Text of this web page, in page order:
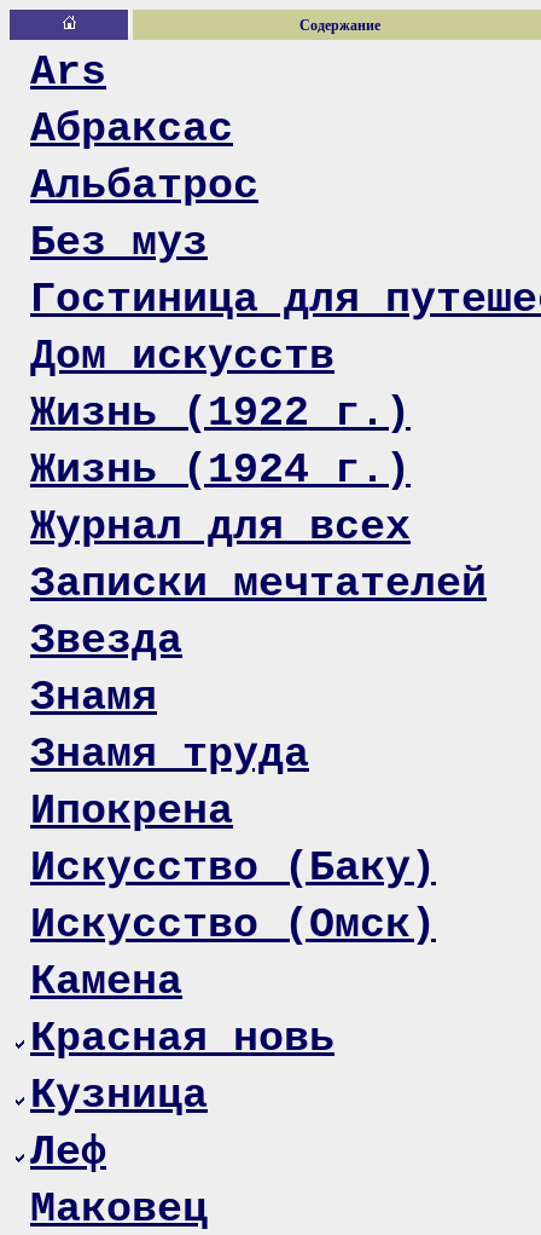
Содержание
Ars
Абраксас
Альбатрос
Без муз
Гостиница для
Дом искусств
Жизнь (1922 г.)
Жизнь (1924 г.)
Журнал для всех
Записки мечтателей
Звезда
Знамя
Знамя труда
Ипокрена
Искусство (Баку)
Искусство (Омск)
Камена
Красная новь
Кузница
Леф
Маковец